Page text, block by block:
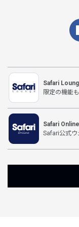
Safari
限定の機能
Safari Online
Safari公式ウ